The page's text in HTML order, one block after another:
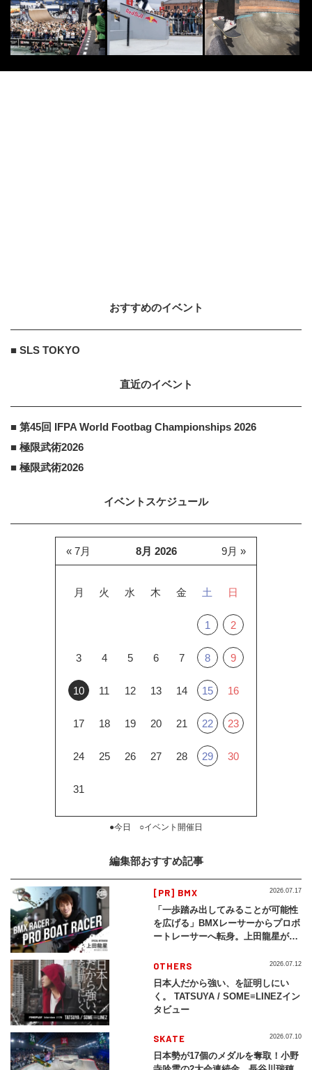
2016.2.15
9 [PR] OTHERS
AMAZON
おすすめのイベント
■ SLS TOKYO
直近のイベント
■ 第45回 IFPA World Footbag Championships 2026
■ 極限武術2026
■ 極限武術2026
イベントスケジュール
8月 2026
月 火 水 木 金 土 日
1 2
3 4 5 6 7 8 9
10 11 12 13 14 15 16
17 18 19 20 21 22 23
24 25 26 27 28 29 30
31
« 7月 9月 »
●今日 ○イベント開催日
編集部おすすめ記事
[PR] BMX
「一歩踏み出してみることが可能性
を広げる」BMXレーサーからプロボ
ートレーサーへ転身。上田龍星が体
2026.07.17
OTHERS
日本人だから強い、を証明しにい
く。 TATSUYA / SOME≡LINEZイン
タビュー
2026.07.12
SKATE
日本勢が17個のメダルを奪取！小野
2026.07.10